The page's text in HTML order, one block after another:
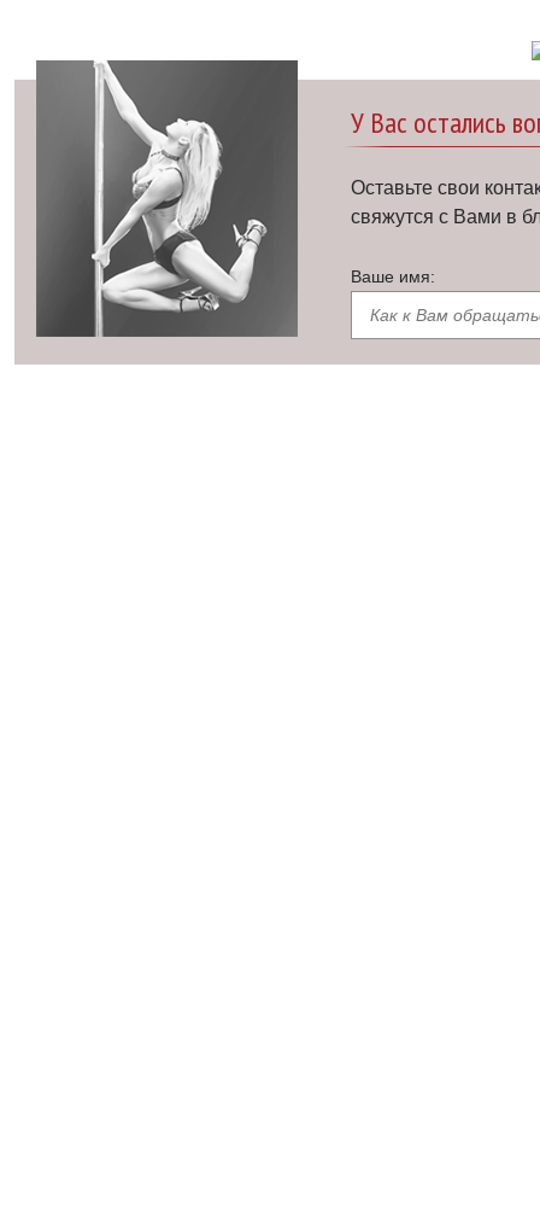
У Вас остались
Оставьте свои
свяжутся с Вами в
Ваше имя: